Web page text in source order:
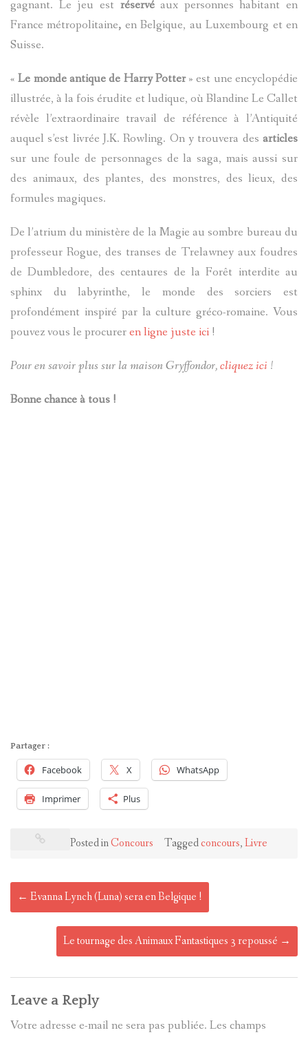
gagnant. Le jeu est réservéaux personnes habitant en
France métropolitaine, en Belgique, au Luxembourg et en
Suisse.
«Le monde antique de Harry Potter» est une encyclopédie
illustrée, à la fois érudite et ludique, où Blandine Le Callet
révèle l’extraordinaire travail de référence à l’Antiquité
auquel s’est livrée J.K. Rowling. On y trouvera des articles
sur une foule de personnages de la saga, mais aussi sur
des animaux, des plantes, des monstres, des lieux, des
formules magiques.
De l’atrium du ministère de la Magie au sombre bureau du
professeur Rogue, des transes de Trelawney aux foudres
de Dumbledore, des centaures de la Forêt interdite au
sphinx du labyrinthe, le monde des sorciers est
profondément inspiré par la culture gréco-romaine. Vous
pouvez vous le procureren ligne juste ici !
Pour en savoir plus sur la maison Gryffondor,cliquez ici !
Bonne chance à tous !
Partager :
Facebook X WhatsApp
Imprimer Plus
Posted inConcours Taggedconcours,Livre
Post
navigation
← Evanna Lynch (Luna) sera en Belgique !
Le tournage des Animaux Fantastiques 3 repoussé →
Leave a Reply
Votre adresse e-mail ne sera pas publiée. Les champs